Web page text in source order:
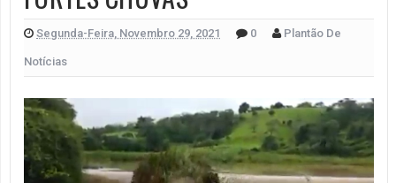
Segunda-Feira, Novembro 29, 2021 0 Plantão De
Notícias